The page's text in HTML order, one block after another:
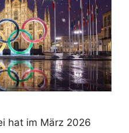
hat im März 2026